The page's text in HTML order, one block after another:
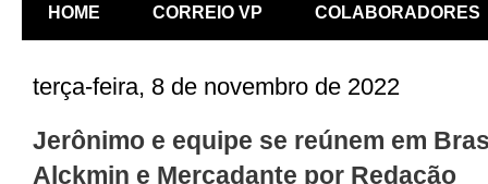
HOME CORREIO VP COLABORADORES
terça-feira, 8 de novembro de 2022
Jerônimo e equipe se reúnem em
Alckmin e Mercadante por Redação